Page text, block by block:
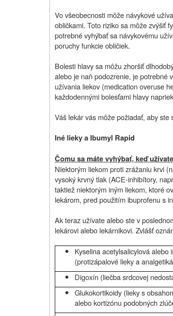
Vo všeobecnosti môže návykové
obličkami. Toto riziko sa môže zvýšiť
potrebné vyhýbať sa návykovému
poruchy funkcie obličiek.
Bolesti hlavy sa môžu zhoršiť
alebo je naň podozrenie, je potrebné
užívania liekov (medication overuse
každodennými bolesťami hlavy
Váš lekár vás môže požiadať, aby
Iné lieky a Ibumyl Rapid
Čomu sa máte vyhýbať, keď
Niektorým liekom proti zrážaniu krvi
vysoký krvný tlak (ACE-inhibítory,
taktiež niektorým iným liekom, ktoré
lekárom, pred použitím ibuprofenu s
Ak teraz užívate alebo ste v
lekárovi alebo lekárnikovi. Zvlášť
Kyselina acetylsalicylová alebo
(protizápalové lieky a
Digoxín (liečba srdcovej
Glukokortikoidy (lieky s
alebo kortizónu podobných